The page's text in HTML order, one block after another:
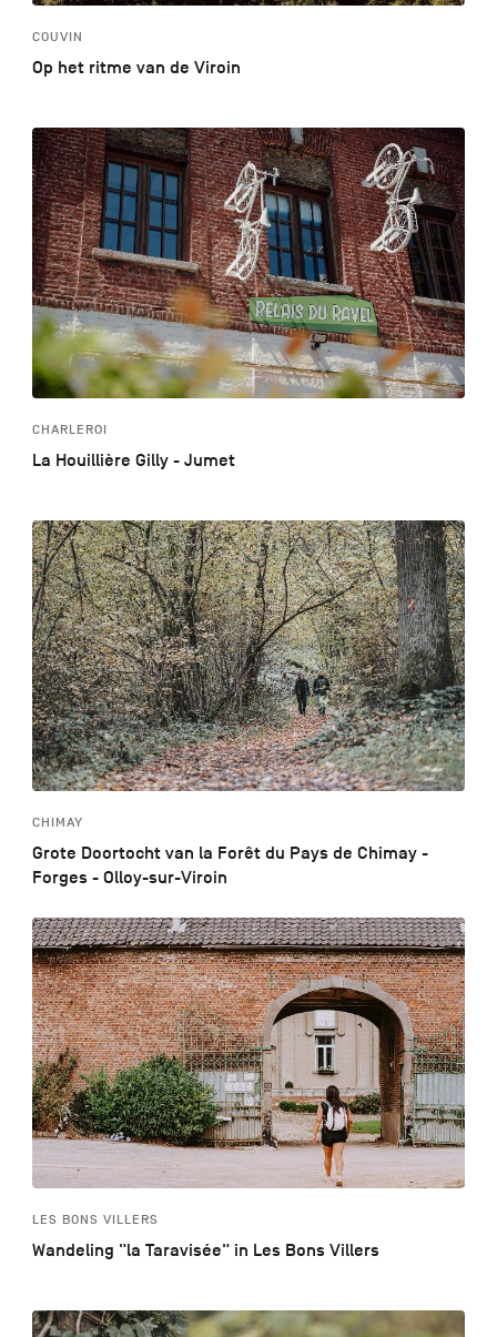
COUVIN
Op het ritme van de Viroin
CHARLEROI
La Houillière Gilly - Jumet
CHIMAY
Grote Doortocht van la Forêt du Pays de Chimay -
Forges - Olloy-sur-Viroin
LES BONS VILLERS
Wandeling "la Taravisée" in Les Bons Villers